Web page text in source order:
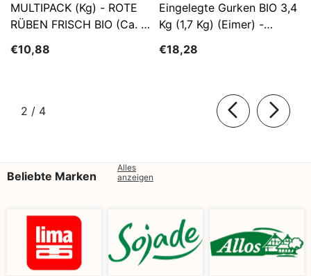
MULTIPACK (kg) - ROTE
RÜBEN FRISCH BIO (ca. 5
€10,88
Eingelegte Gurken BIO 3,4
Kg (1,7 Kg) (Eimer) -
€18,28
2 / von
4
Beliebte Marken
Alles
anzeigen